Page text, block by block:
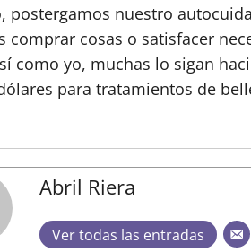
postergamos nuestro
comprar cosas o satisfacer
como yo, muchas lo sigan
para tratamientos de
Abril Riera
Ver todas las entradas